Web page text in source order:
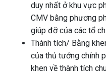
duy nhất ở khu vực
CMV bằng phương
giúp đỡ của các tổ
Thành tích/ Bằng
của thủ tướng chính
khen về thành tích